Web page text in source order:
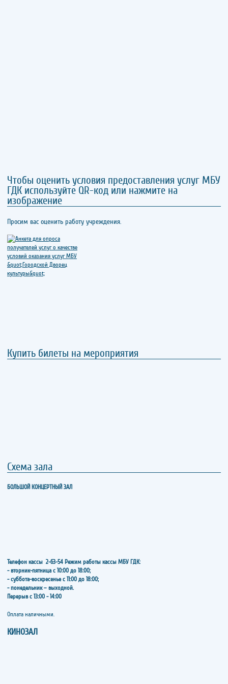
Чтобы оценить условия предоставления услуг МБУ
ГДК используйте QR-код или нажмите на
изображение
Просим вас оценить работу учреждения.
Купить билеты на мероприятия
Схема зала
БОЛЬШОЙ КОНЦЕРТНЫЙ ЗАЛ
Телефон кассы 2-63-54 Режим работы кассы МБУ ГДК:
- вторник-пятница с 10:00 до 18:00;
- суббота-воскресенье с 11:00 до 18:00;
- понедельник – выходной.
Перерыв с 13:00 - 14:00
​​​​​​​Оплата наличными.
КИНОЗАЛ